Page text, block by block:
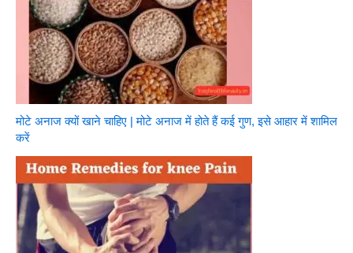
मोटे अनाज क्यों खाने चाहिए | मोटे अनाज में होते हैं कई गुण, इसे आहार में शामिल
करें